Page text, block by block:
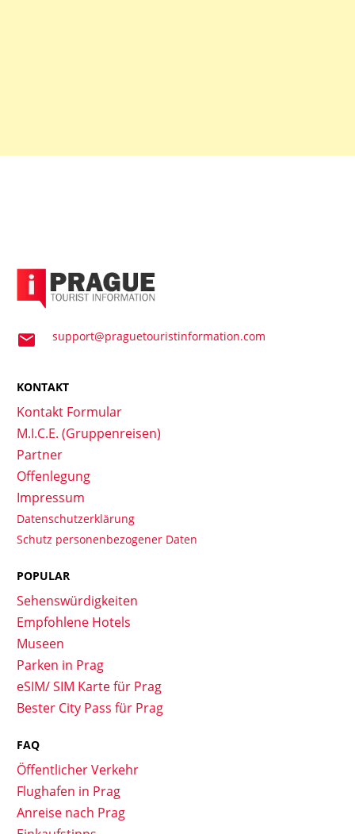
support@praguetouristinformation.com
KONTAKT
Kontakt Formular
M.I.C.E. (Gruppenreisen)
Partner
Offenlegung
Impressum
Datenschutzerklärung
Schutz personenbezogener Daten
POPULAR
Sehenswürdigkeiten
Empfohlene Hotels
Museen
Parken in Prag
eSIM/ SIM Karte für Prag
Bester City Pass für Prag
FAQ
Öffentlicher Verkehr
Flughafen in Prag
Anreise nach Prag